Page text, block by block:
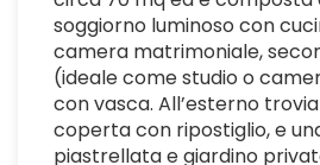
soggiorno luminoso con
camera matrimoniale,
(ideale come studio o
con vasca. All’esterno
coperta con ripostiglio, e
piastrellata e giardino